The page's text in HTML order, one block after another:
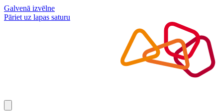
Galvenā izvēlne
Pāriet uz lapas saturu